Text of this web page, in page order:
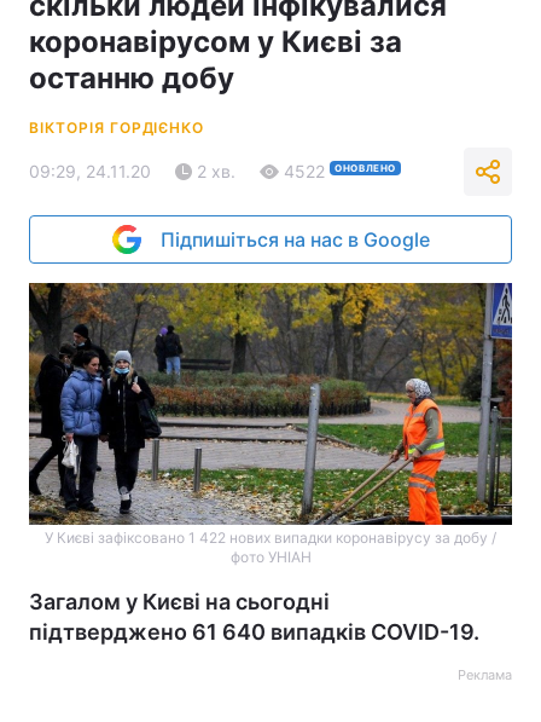
коронавірусом у Києві за
останню добу
ВІКТОРІЯ ГОРДІЄНКО
09:29, 24.11.20 2 хв. 4522 ОНОВЛЕНО
Підпишіться на нас в Google
У Києві зафіксовано 1 422 нових випадки коронавірусу за добу /
фото УНІАН
Загалом у Києві на сьогодні
підтверджено 61 640 випадків COVID-19.
Реклама